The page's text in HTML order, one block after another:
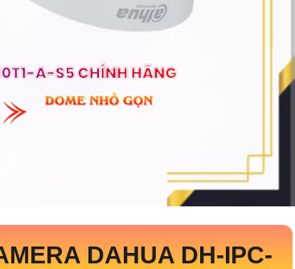
DAHUA DH-IPC-